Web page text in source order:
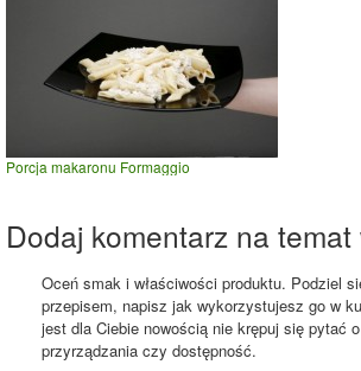
Porcja makaronu Formaggio
Dodaj komentarz na
Oceń smak i właściwości produktu. Podziel
przepisem, napisz jak wykorzystujesz go w
jest dla Ciebie nowością nie krępuj się pytać
przyrządzania czy dostępność.